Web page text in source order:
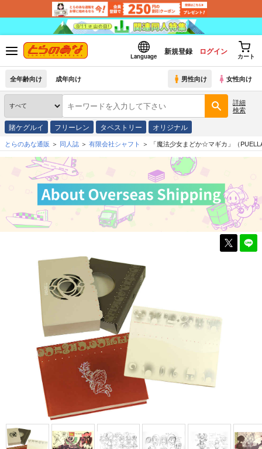
Language
新規登録 ログイン
カート
全年齢向け 成年向け 男性向け 女性向け
詳細
検索
賭ケグルイ フリーレン タペストリー オリジナル
とらのあな通販 同人誌 有限会社シャフト 「魔法少女まどか☆マギカ」（